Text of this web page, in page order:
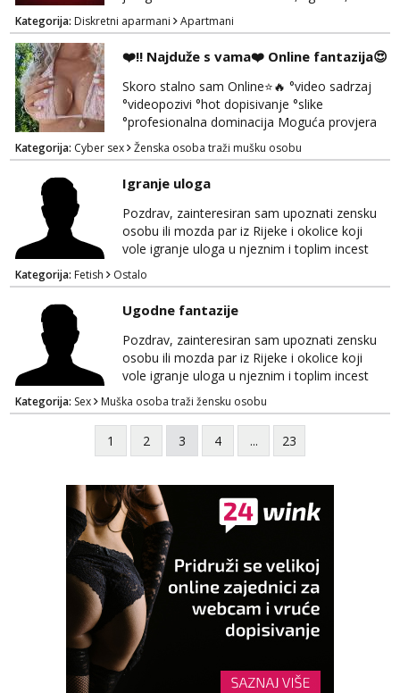
uredna, bez poroka.
Kategorija: Diskretni aparmani Apartmani
❤️‼️ Najduže s vama❤️ Online fantazija😍
Skoro stalno sam Online⭐🔥 °video sadrzaj
°videopozivi °hot dopisivanje °slike
°profesionalna dominacija Moguća provjera
videopozivom, no ako se nakon toga ne
javite, vise vam ju ne radim 😉 100% prava i
diskretna. Probaj me jednom, nećeš moći bez
mene 😜😇 Nemojte me pitati za uzivo, jer to
ne radim. 0998785600 javljanje isključivo
porukom na WhatsApp🩷
Kategorija: Cyber sex Ženska osoba traži mušku osobu
Igranje uloga
Pozdrav, zainteresiran sam upoznati zensku
osobu ili mozda par iz Rijeke i okolice koji
vole igranje uloga u njeznim i toplim incest
pricama, izgled nebitan, bitno je da znas sto
zelis i da se volis zabavljati. Javitese na mail,
viber, wapp ili zovite. Samo ozbiljni, hvala
Kategorija: Fetish Ostalo
Ugodne fantazije
Pozdrav, zainteresiran sam upoznati zensku
osobu ili mozda par iz Rijeke i okolice koji
vole igranje uloga u njeznim i toplim incest
pricama, izgled nebitan, bitno je da znas sto
zelis i da se volis zabavljati. Javitese na mail,
viber, wapp ili zovite. Samo ozbiljni, hvala
Kategorija: Sex Muška osoba traži žensku osobu
1 2 3 4 ... 23